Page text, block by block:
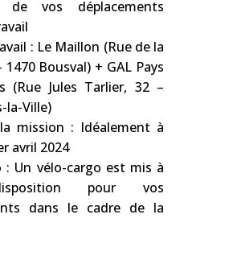
de vos déplacements
: Le Maillon (Rue de la
1470 Bousval) + GAL Pays
(Rue Jules Tarlier, 32 –
la-Ville)
mission : Idéalement à
avril 2024
: Un vélo-cargo est mis à
pour vos
dans le cadre de la